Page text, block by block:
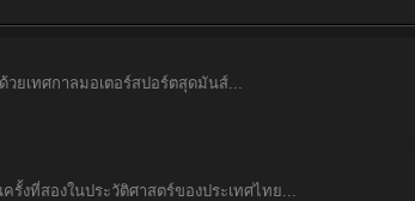
วยเทศกาลมอเตอร์สปอร์ตสุดมันส์...
รั้งที่สองในประวัติศาสตร์ของประเทศไทย...